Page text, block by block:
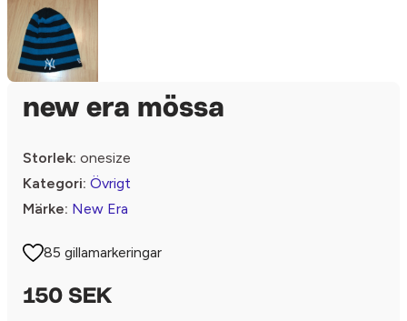
new era mössa
Storlek: onesize
Kategori: Övrigt
Märke: New Era
85 gillamarkeringar
150 SEK